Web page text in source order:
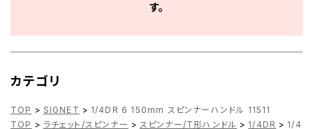
す。
カテゴリ
TOP > SIGNET > 1/4DR 6 150mm スピンナーハンドル 11511
TOP > ラチェット/スピンナー > スピンナー/T形ハンドル > 1/4DR > 1/